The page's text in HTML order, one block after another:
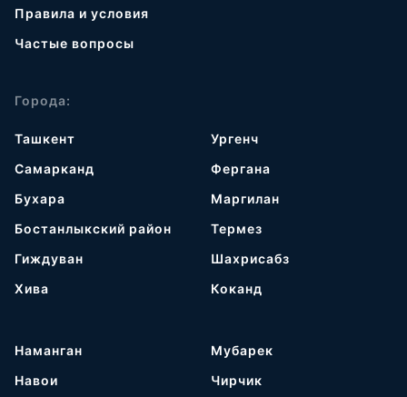
Правила и условия
Частые вопросы
Города:
Ташкент
Самарканд
Бухара
Бостанлыкский район
Гиждуван
Хива
Ургенч
Фергана
Маргилан
Термез
Шахрисабз
Коканд
Наманган
Навои
Мубарек
Чирчик